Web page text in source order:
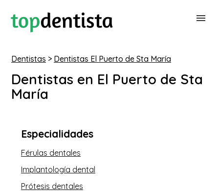
BUSCAR DENTISTA
PARA CLÍNICAS DENTALES
Dentistas > Dentistas El Puerto de Sta María
Dentistas en El Puerto de Sta
María
Especialidades
Férulas dentales
Implantología dental
Prótesis dentales